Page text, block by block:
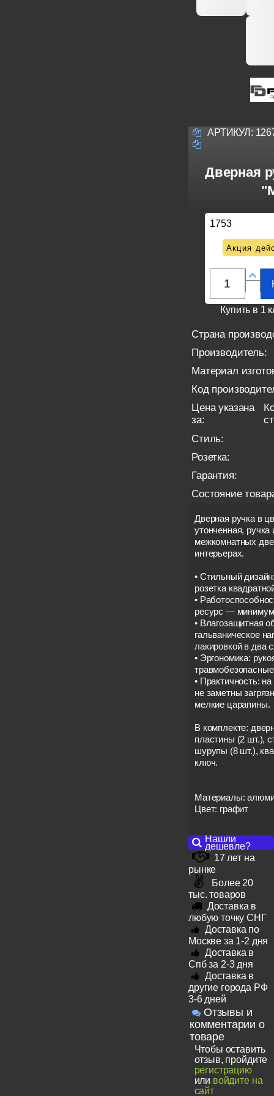
АРТИКУЛ:
Дверная
1753
Акция
Купить в 1
Страна
Производитель:
Материал
Код
Цена указана
за:
Стиль:
Розетка:
Гарантия:
Состояние
Дверная ручка в
утонченная,
межкомнатных
интерьерах.
• Стильный
розетка
•
ресурс —
• Влагозащитная
гальваническое
лакировкой в два
• Эргономика:
• Практичность:
не заметны
мелкие царапины.
В комплекте:
пластины (2 шт.),
шурупы (8 шт.),
ключ.
Материалы:
Цвет: графит
Нашли
дешевле?
17 лет на
рынке
Более 20
тыс. товаров
Доставка в
любую точку СНГ
Доставка по
Москве за 1-2 дня
Доставка в
Спб за 2-3 дня
Доставка в
другие города РФ
3-6 дней
Отзывы и
комментарии о
товаре
Чтобы оставить
отзыв, пройдите
регистрацию
или войдите на
сайт